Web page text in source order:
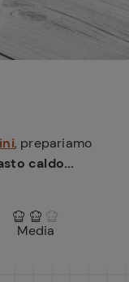
, prepariamo
caldo...
Media